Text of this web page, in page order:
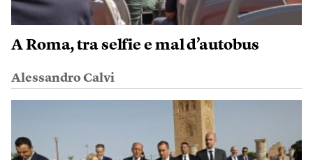
A Roma, tra selfie e mal d’autobus
Alessandro Calvi